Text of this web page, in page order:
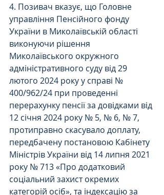
4. Позивач вказує, що Головне
управління Пенсійного фонду
України в Миколаївській області
виконуючи рішення
Миколаївського окружного
адміністративного суду від 29
лютого 2024 року у справі №
400/962/24 при проведенні
перерахунку пенсії за довідками від
12 січня 2024 року № 5, № 6, № 7,
протиправно скасувало доплату,
передбачену постановою Кабінету
Міністрів України від 14 липня 2021
року № 713 «Про додатковий
соціальний захист окремих
категорій осіб», та індексацію за